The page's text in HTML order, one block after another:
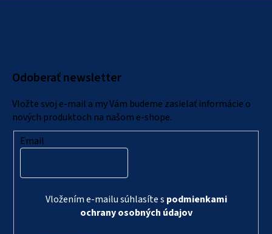
Odoberať newsletter
Vložte svoj e-mail a my Vám budeme zasielať informácie o
nových produktoch na našom e-shope.
Email
Vložením e-mailu súhlasíte s podmienkami
ochrany osobných údajov